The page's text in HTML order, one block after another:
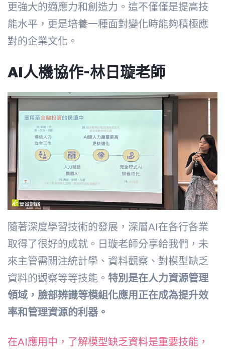
更強大的適應力和創造力。這不僅僅是提高技
能水平，更是培養一種面對變化時能夠積極應
對的企業文化。
AI人機協作-林日璇老師
隨著深度學習技術的發展，深層AI在各行各業
取得了很好的成就。日璇老師分享給我們，未
來主管需關注統計學、資料觀察、對模型缺乏
資料的觀察等等技能。 特別是在人力資源管理
領域，臉部辨識等模組化應用正在成為提升效
率和管理資源的利器。
在AI應用中，了解模型缺乏資料是重要技能，